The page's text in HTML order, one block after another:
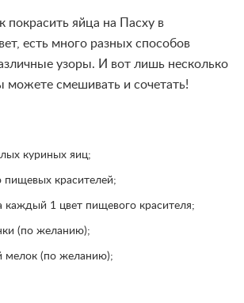
покрасить яйца на Пасху в
есть много разных способов
узоры. И вот лишь несколько
можете смешивать и сочетать!
куриных яиц;
пищевых красителей;
каждый 1 цвет пищевого красителя;
(по желанию);
мелок (по желанию);